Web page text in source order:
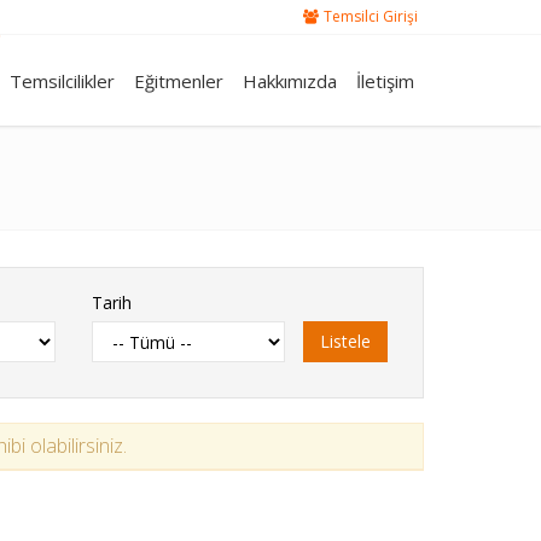
Temsilci Girişi
Temsilcilikler Eğitmenler Hakkımızda İletişim
Tarih
Listele
olabilirsiniz.